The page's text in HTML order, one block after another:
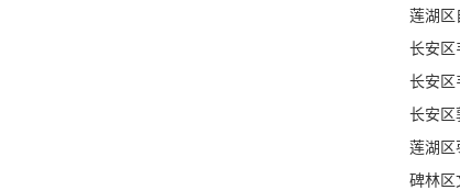
莲湖区
长安区
长安区
长安区
莲湖区
碑林区